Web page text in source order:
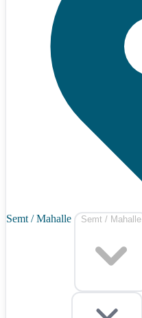
Semt / Mahalle Semt / Mahalle